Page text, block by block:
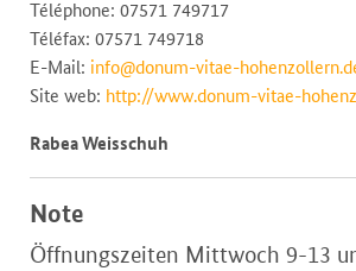
Téléphone: 07571 749717
Téléfax: 07571 749718
E-Mail: info@donum-vitae-
Site web: http://www.donum-vitae-
Rabea Weisschuh
Note
Öffnungszeiten Mittwoch 9-13